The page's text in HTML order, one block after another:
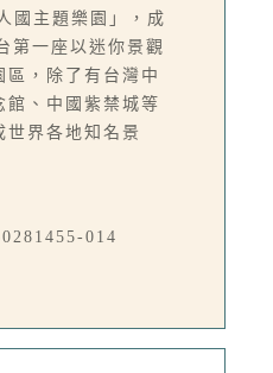
國主題樂園」，成
第一座以迷你景觀
區，除了有台灣中
館、中國紫禁城等
世界各地知名景
014